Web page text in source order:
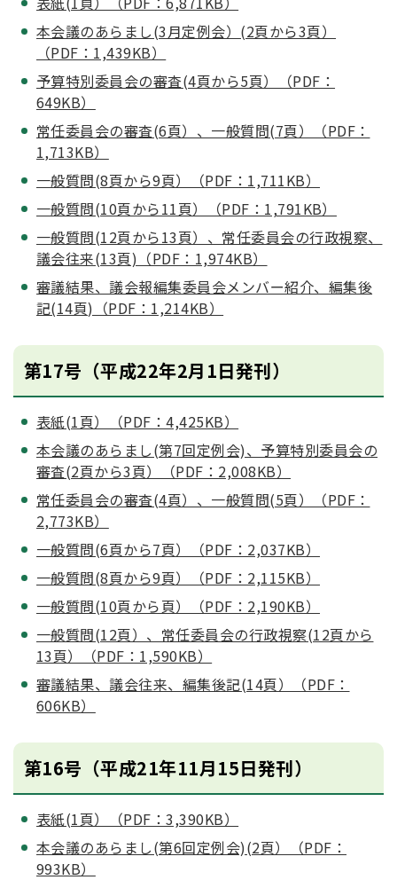
本会議のあらまし(3月定例会）(2頁から3頁）
（PDF：1,439KB）
予算特別委員会の審査(4頁から5頁）（PDF：
649KB）
常任委員会の審査(6頁）、一般質問(7頁）（PDF：
1,713KB）
一般質問(8頁から9頁）（PDF：1,711KB）
一般質問(10頁から11頁）（PDF：1,791KB）
一般質問(12頁から13頁）、常任委員会の行政視察、
議会往来(13頁)（PDF：1,974KB）
審議結果、議会報編集委員会メンバー紹介、編集後
記(14頁)（PDF：1,214KB）
第17号（平成22年2月1日発刊）
表紙(1頁）（PDF：4,425KB）
本会議のあらまし(第7回定例会)、予算特別委員会の
審査(2頁から3頁）（PDF：2,008KB）
常任委員会の審査(4頁）、一般質問(5頁）（PDF：
2,773KB）
一般質問(6頁から7頁）（PDF：2,037KB）
一般質問(8頁から9頁）（PDF：2,115KB）
一般質問(10頁から頁）（PDF：2,190KB）
一般質問(12頁）、常任委員会の行政視察(12頁から
13頁）（PDF：1,590KB）
審議結果、議会往来、編集後記(14頁）（PDF：
606KB）
第16号（平成21年11月15日発刊）
表紙(1頁）（PDF：3,390KB）
本会議のあらまし(第6回定例会)(2頁）（PDF：
993KB）